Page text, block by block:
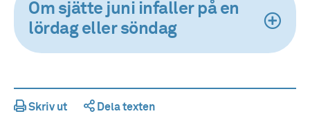
Om sjätte juni infaller på en
lördag eller söndag
Skriv ut
Dela texten